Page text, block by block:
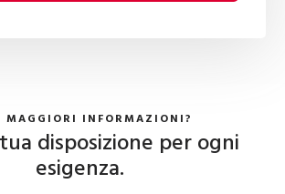
MAGGIORI INFORMAZIONI?
disposizione per ogni
esigenza.